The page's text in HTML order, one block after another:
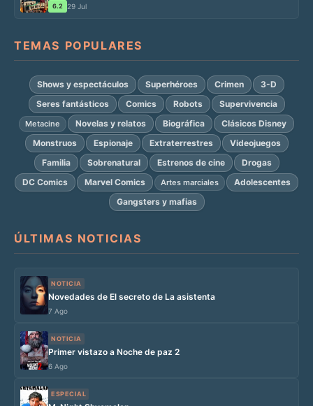
6.2 29 Jul
TEMAS POPULARES
Shows y espectáculos Superhéroes Crimen
3-D
Seres fantásticos
Comics Robots Supervivencia
Metacine Novelas y relatos Biográfica
Clásicos Disney
Monstruos
Espionaje Extraterrestres
Videojuegos
Familia
Sobrenatural Estrenos de cine
Drogas
DC Comics
Marvel Comics Artes marciales
Adolescentes
Gangsters y mafias
ÚLTIMAS NOTICIAS
NOTICIA
Novedades de El secreto de La asistenta
7 Ago
NOTICIA
Primer vistazo a Noche de paz 2
6 Ago
ESPECIAL